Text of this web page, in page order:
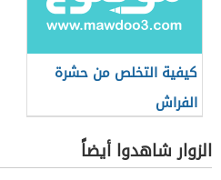
كيفية التخلص من حشرة
الفراش
الزوار شاهدوا أيضاً